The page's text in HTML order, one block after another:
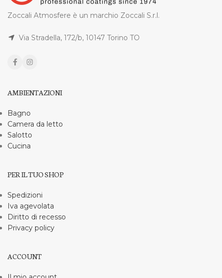
Zoccali Atmosfere è un marchio Zoccali S.r.l.
Via Stradella, 172/b, 10147 Torino TO
AMBIENTAZIONI
Bagno
Camera da letto
Salotto
Cucina
PER IL TUO SHOP
Spedizioni
Iva agevolata
Diritto di recesso
Privacy policy
ACCOUNT